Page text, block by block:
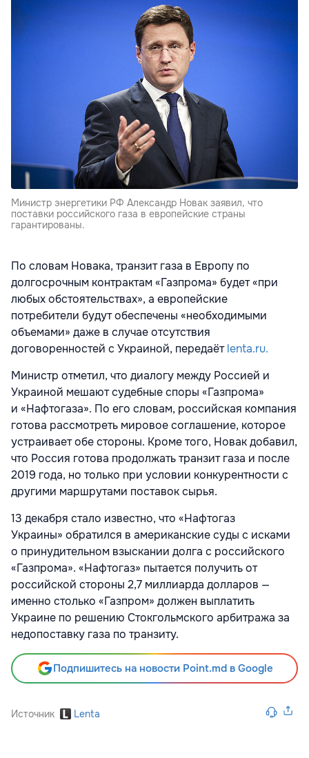
Министр энергетики РФ Александр Новак заявил, что
поставки российского газа в европейские страны
гарантированы.
По словам Новака, транзит газа в Европу по
долгосрочным контрактам«Газпрома» будет «при
любых обстоятельствах», а европейские
потребители будут обеспечены «необходимыми
объемами» даже в случае отсутствия
договоренностей с Украиной, передаётlenta.ru.
Министр отметил, что диалогу между Россией и
Украиной мешают судебные споры «Газпрома»
и «Нафтогаза». По его словам, российская компания
готова рассмотреть мировое соглашение, которое
устраивает обе стороны. Кроме того, Новак добавил,
что Россия готова продолжать транзит газа и после
2019 года, но только при условии конкурентности с
другими маршрутами поставок сырья.
13 декабря стало известно, что «Нафтогаз
Украины» обратился в американские суды с исками
о принудительном взыскании долга с российского
«Газпрома». «Нафтогаз» пытается получить от
российской стороны 2,7 миллиарда долларов —
именно столько «Газпром» должен выплатить
Украине по решению Стокгольмского арбитража за
недопоставку газа по транзиту.
Подпишитесь на новости Point.md в Google
Источник Lenta